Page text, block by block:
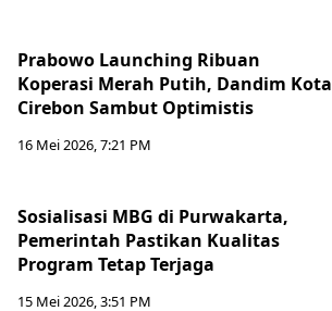
Prabowo Launching Ribuan
Koperasi Merah Putih, Dandim Kota
Cirebon Sambut Optimistis
16 Mei 2026, 7:21 PM
Sosialisasi MBG di Purwakarta,
Pemerintah Pastikan Kualitas
Program Tetap Terjaga
15 Mei 2026, 3:51 PM